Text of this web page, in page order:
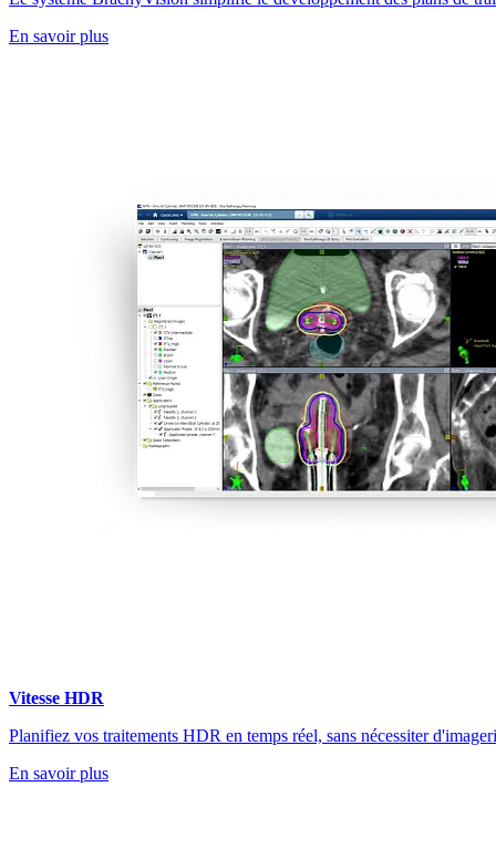
En savoir plus
Vitesse HDR
Planifiez vos traitements HDR en temps réel, sans nécessiter
En savoir plus